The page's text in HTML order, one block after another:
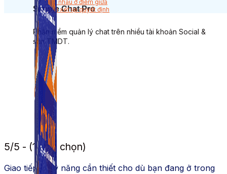
Simple Chat Pro
Phần mềm quản lý chat trên nhiều tài khoản Social &
sàn TMDT.
Gặp nhau ở điểm giữa
Xem xét lại quyết định
5/5 - (1 bình chọn)
Giao tiếp là kỹ năng cần thiết cho dù bạn đang ở trong